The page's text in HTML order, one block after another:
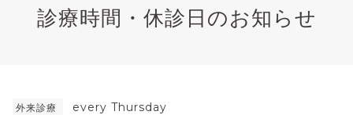
診療時間・休診日のお知らせ
外来診療 every Thursday